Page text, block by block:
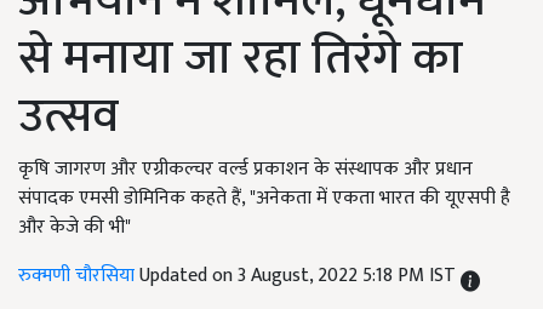
से मनाया जा रहा तिरंगे का
उत्सव
कृषि जागरण और एग्रीकल्चर वर्ल्ड प्रकाशन के संस्थापक और प्रधान
संपादक एमसी डोमिनिक कहते हैं, "अनेकता में एकता भारत की यूएसपी है
और केजे की भी"
रुक्मणी चौरसियाUpdated on 3 August, 2022 5:18 PM IST